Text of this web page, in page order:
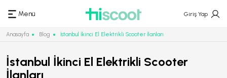
Menü Giriş Yap
Anasayfa Blog İstanbul İkinci El Elektrikli Scooter İlanları
İstanbul İkinci El Elektrikli Scooter
İlanları